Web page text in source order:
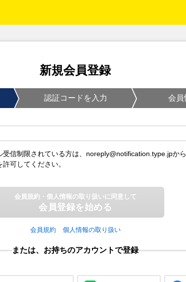
新規会員登録
認証コードを入力 会員
信制限されている方は、noreply@notification.type.jpから
可してください。
会員規約・個人情報の取り扱いに同意して
会員登録を始める
会員規約 個人情報の取り扱い
または、お持ちのアカウントで登録